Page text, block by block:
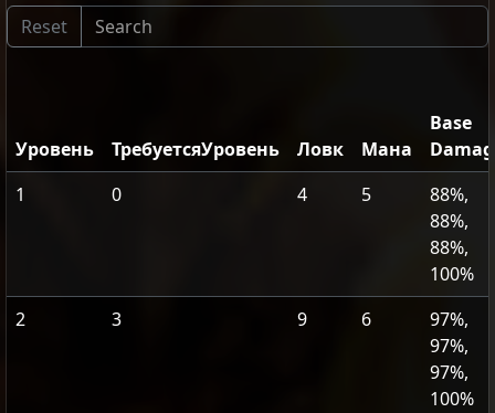
Уровень ТребуетсяУровень Ловк Мана
Base
1
0 4 5
88%,
88%,
88%,
100%
2
3 9 6
97%,
97%,
97%,
100%